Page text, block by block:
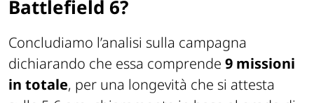
Battlefield 6?
Concludiamo l’analisi sulla campagna
dichiarando che essa comprende 9 missioni
in totale, per una longevità che si attesta